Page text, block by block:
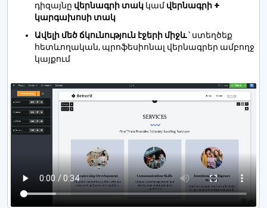
դիզայնը վերնագրի տակ կամ վերնագրի +
կարգախոսի տակ
Ավելի մեծ ճկունություն էջերի միջև՝ ստեղծեք
հետևողական, պրոֆեսիոնալ վերնագրեր ամբողջ
կայքում